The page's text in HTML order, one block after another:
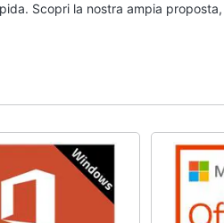
Videosorveglianza e
Automazione casa
Telecamera wifi
Telecamere
Scopri la nostra ampia